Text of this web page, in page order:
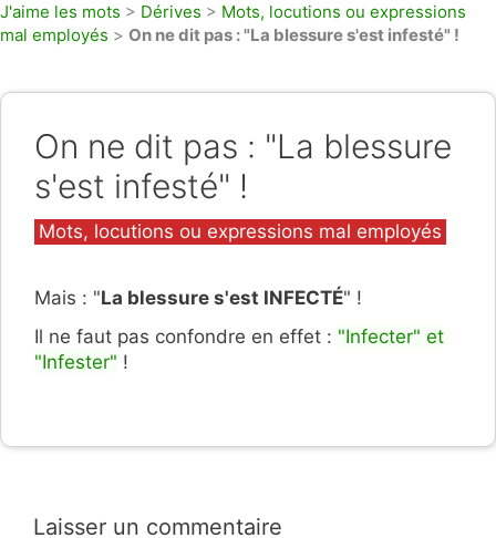
J'aime les mots > Dérives > Mots, locutions ou expressions
mal employés > On ne dit pas : "La blessure s'est infesté" !
On ne dit pas : "La blessure
s'est infesté" !
Catégories
Mots, locutions ou expressions mal employés
Mais : "La blessure s'est INFECTÉ" !
Il ne faut pas confondre en effet : "Infecter" et
"Infester" !
Laisser un commentaire